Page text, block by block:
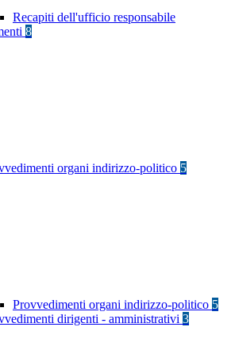
Recapiti dell'ufficio responsabile
8
organi indirizzo-politico 5
Provvedimenti organi indirizzo-politico 5
dirigenti - amministrativi 3